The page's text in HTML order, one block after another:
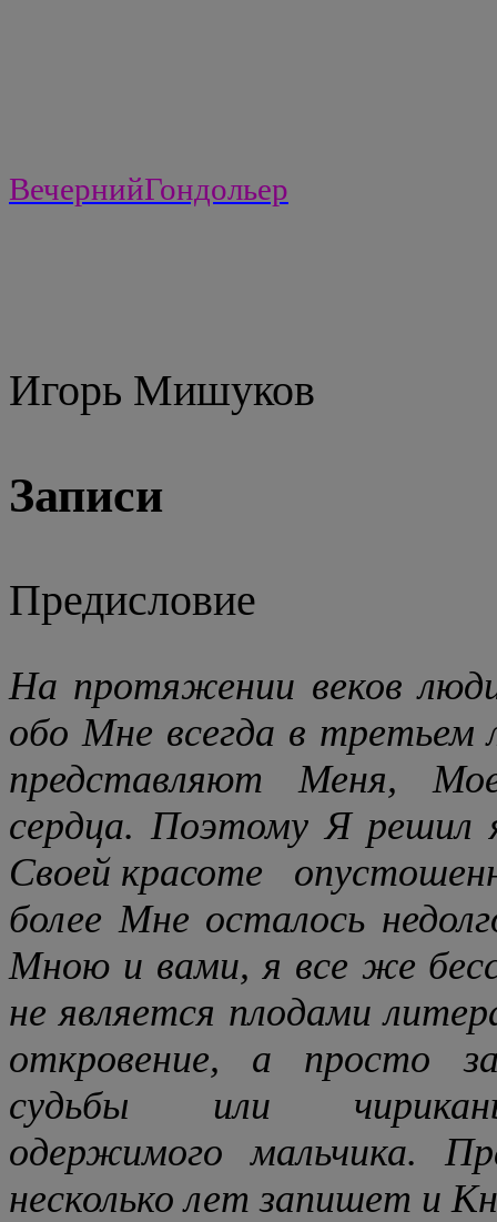
ВечернийГондольер
Игорь Мишуков
Записи
Предисловие
На протяжении веков
обо Мне всегда в
представляют Меня,
сердца. Поэтому Я решил
Своей красоте
более Мне осталось
Мною и вами, я все же
не является плодами
откровение, а просто
судьбы или чириканье
одержимого мальчика.
несколько лет запишет и